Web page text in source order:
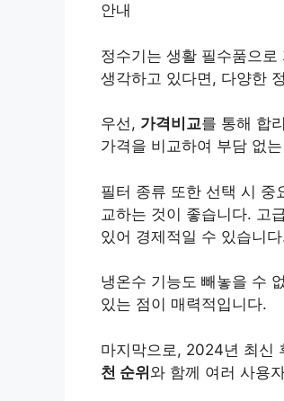
안내
정수기는 생활 필수품으
생각하고 있다면, 다양한
우선, 가격비교를 통해 합
가격을 비교하여 부담 없
필터 종류 또한 선택 시 중
교하는 것이 좋습니다. 고
있어 경제적일 수 있습니
냉온수 기능도 빼놓을 수
있는 점이 매력적입니다.
마지막으로, 2024년 최신
천 순위와 함께 여러 사용